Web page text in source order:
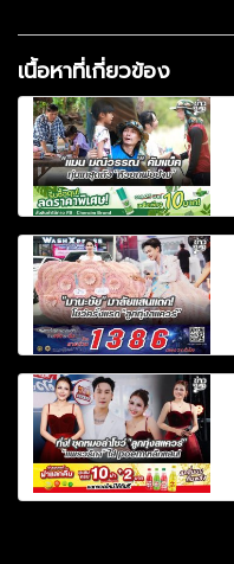
เนื้อหาที่เกี่ยวข้อง